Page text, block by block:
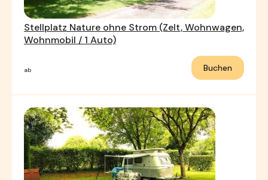
Stellplatz Nature ohne Strom (Zelt, Wohnwagen,
Wohnmobil / 1 Auto)
ab Buchen